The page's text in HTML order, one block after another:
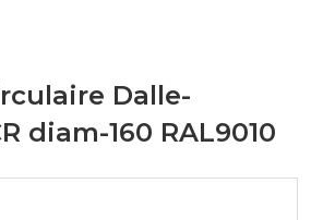
Dalle-
diam-160 RAL9010